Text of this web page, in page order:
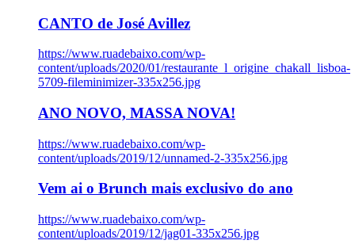
CANTO de José Avillez
https://www.ruadebaixo.com/wp-
content/uploads/2020/01/restaurante_l_origine_chakall_lisboa-
5709-fileminimizer-335x256.jpg
ANO NOVO, MASSA NOVA!
https://www.ruadebaixo.com/wp-
content/uploads/2019/12/unnamed-2-335x256.jpg
Vem ai o Brunch mais exclusivo do ano
https://www.ruadebaixo.com/wp-
content/uploads/2019/12/jag01-335x256.jpg